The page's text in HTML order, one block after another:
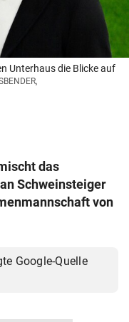
Unterhaus die Blicke auf
das
Schweinsteiger
von
Google-Quelle